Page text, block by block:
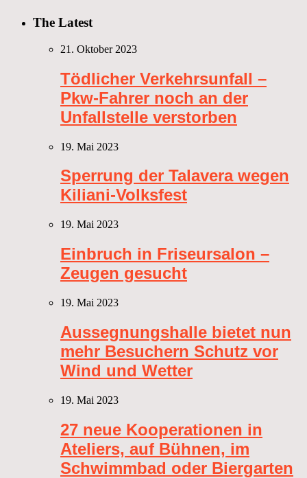
The Latest
21. Oktober 2023
Tödlicher Verkehrsunfall –
Pkw-Fahrer noch an der
Unfallstelle verstorben
19. Mai 2023
Sperrung der Talavera wegen
Kiliani-Volksfest
19. Mai 2023
Einbruch in Friseursalon –
Zeugen gesucht
19. Mai 2023
Aussegnungshalle bietet nun
mehr Besuchern Schutz vor
Wind und Wetter
19. Mai 2023
27 neue Kooperationen in
Ateliers, auf Bühnen, im
Schwimmbad oder Biergarten